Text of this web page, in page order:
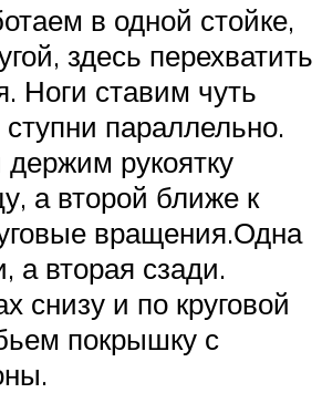
в одной стойке,
здесь перехватить
Ноги ставим чуть
параллельно.
рукоятку
а второй ближе к
вращения.Одна
а вторая сзади.
снизу и по круговой
покрышку с